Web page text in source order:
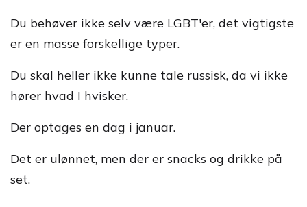
Du behøver ikke selv være LGBT'er, det vigtigste
er en masse forskellige typer.
Du skal heller ikke kunne tale russisk, da vi ikke
hører hvad I hvisker.
Der optages en dag i januar.
Det er ulønnet, men der er snacks og drikke på
set.